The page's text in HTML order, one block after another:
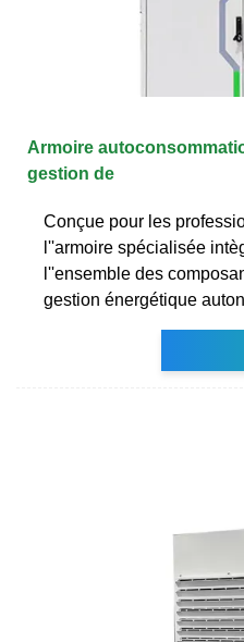
Armoire
gestion de
Conçue pour les
l''armoire spécialisée
l''ensemble des
gestion énergétique